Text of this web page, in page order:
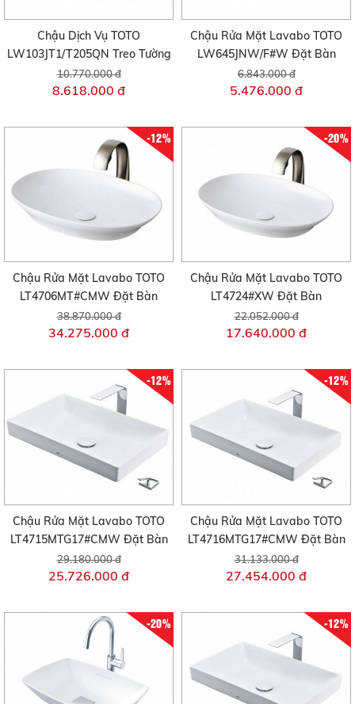
Chậu Dịch Vụ TOTO
LW103JT1/T205QN Treo Tường
10.770.000 đ
8.618.000 đ
Chậu Rửa Mặt Lavabo TOTO
LW645JNW/F#W Đặt Bàn
6.843.000 đ
5.476.000 đ
-12%
Chậu Rửa Mặt Lavabo TOTO
LT4706MT#CMW Đặt Bàn
38.870.000 đ
34.275.000 đ
-20%
Chậu Rửa Mặt Lavabo TOTO
LT4724#XW Đặt Bàn
22.052.000 đ
17.640.000 đ
-12%
Chậu Rửa Mặt Lavabo TOTO
LT4715MTG17#CMW Đặt Bàn
29.180.000 đ
25.726.000 đ
-12%
Chậu Rửa Mặt Lavabo TOTO
LT4716MTG17#CMW Đặt Bàn
31.133.000 đ
27.454.000 đ
-20% -12%